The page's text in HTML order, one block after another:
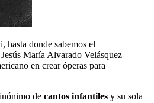
hasta donde sabemos el
María Alvarado Velásquez
en crear óperas para
de cantos infantiles y su sola